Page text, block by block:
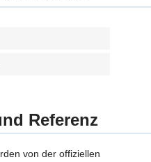
Referenz
von der offiziellen